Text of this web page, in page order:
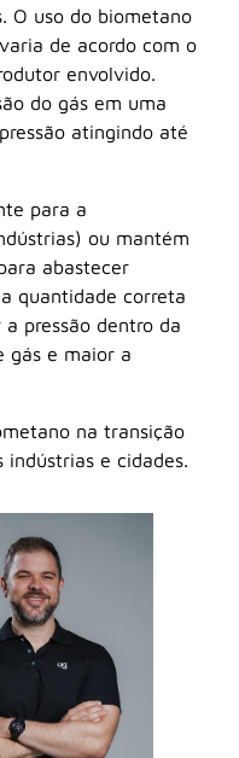
O uso do biometano
de acordo com o
envolvido.
do gás em uma
atingindo até
para a
ou mantém
abastecer
quantidade correta
pressão dentro da
gás e maior a
na transição
indústrias e cidades.